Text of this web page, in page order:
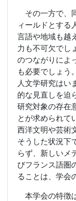
その一方で、
ィールドとする
言語や地域も越
力も不可欠でし
のつながりによ
も必要でしょう
人文学研究はい
的な見直しを迫
研究対象の存在
とが求められて
西洋文明や芸術
そうした状況下
らず、新しいメ
びフランス語圏
ることは、学会
本学会の特徴